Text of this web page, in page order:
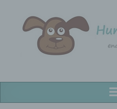
Hunderollstuhl.eu